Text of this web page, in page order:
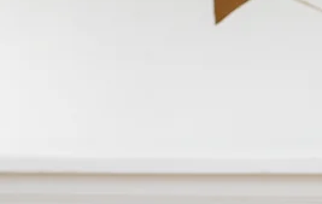
4,6 (baserat på +15 000
Våra gåvor inspirerar. Kunder ger